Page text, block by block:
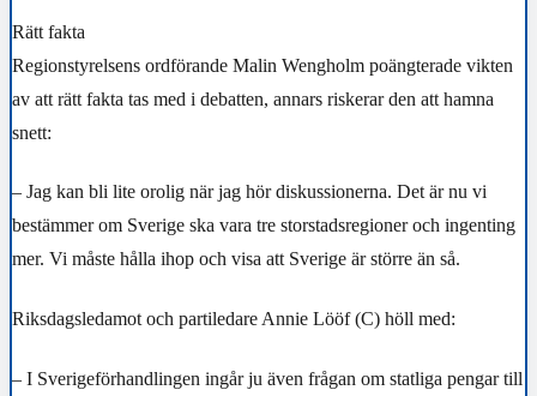
Rätt fakta
Regionstyrelsens ordförande Malin Wengholm poängterade vikten
av att rätt fakta tas med i debatten, annars riskerar den att hamna
snett:
– Jag kan bli lite orolig när jag hör diskussionerna. Det är nu vi
bestämmer om Sverige ska vara tre storstadsregioner och ingenting
mer. Vi måste hålla ihop och visa att Sverige är större än så.
Riksdagsledamot och partiledare Annie Lööf (C) höll med:
– I Sverigeförhandlingen ingår ju även frågan om statliga pengar till